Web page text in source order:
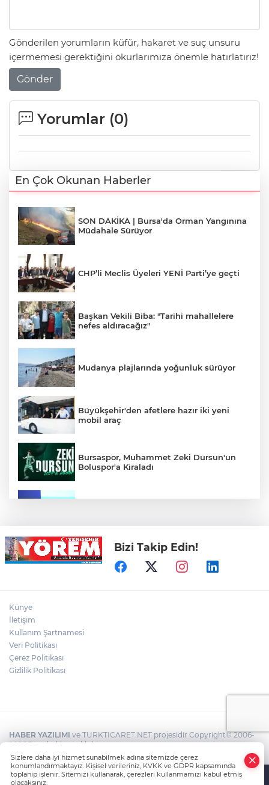
Gönderilen yorumların küfür, hakaret ve suç unsuru
içermemesi gerektiğini okurlarımıza önemle hatırlatırız!
Gönder
Yorumlar (0)
En Çok Okunan Haberler
SON DAKİKA | Bursa'da Orman Yangınına
Müdahale Sürüyor
CHP’li Meclis Üyeleri YENİ Parti’ye geçti
Başkan Vekili Biba: "Tarihi mahallelere
nefes aldıracağız"
Mudanya plajlarında yoğunluk sürüyor
Büyükşehir'den afetlere hazır iki yeni
mobil araç
Bursaspor, Muhammet Zeki Dursun'un
Boluspor'a Kiraladı
Bursa'nın Temmuz ayı ihracatı 3 milyar
914 milyon dolara ulaştı
Bizi Takip Edin!
Künye
İletişim
Kullanım Şartnamesi
Veri Politikası
Çerez Politikası
Gizlilik Politikası
HABER YAZILIMI ve TURKTICARET.NET projesidir Copyright© 2006-
2026 Tüm hakları saklıdır.
Sizlere daha iyi hizmet sunabilmek adına sitemizde çerez
konumlandırmaktayız. Kişisel verileriniz, KVKK ve GDPR kapsamında
toplanıp işlenir. Sitemizi kullanarak, çerezleri kullanmamızı kabul etmiş
olacaksınız.